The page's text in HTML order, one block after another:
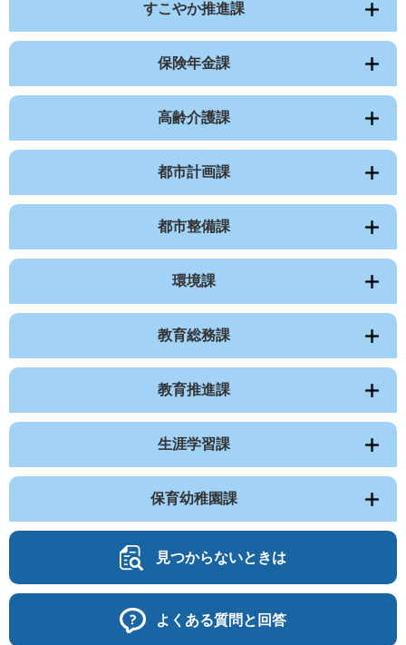
すこやか推進課
保険年金課
高齢介護課
都市計画課
都市整備課
環境課
教育総務課
教育推進課
生涯学習課
保育幼稚園課
見つからないときは
よくある質問と回答